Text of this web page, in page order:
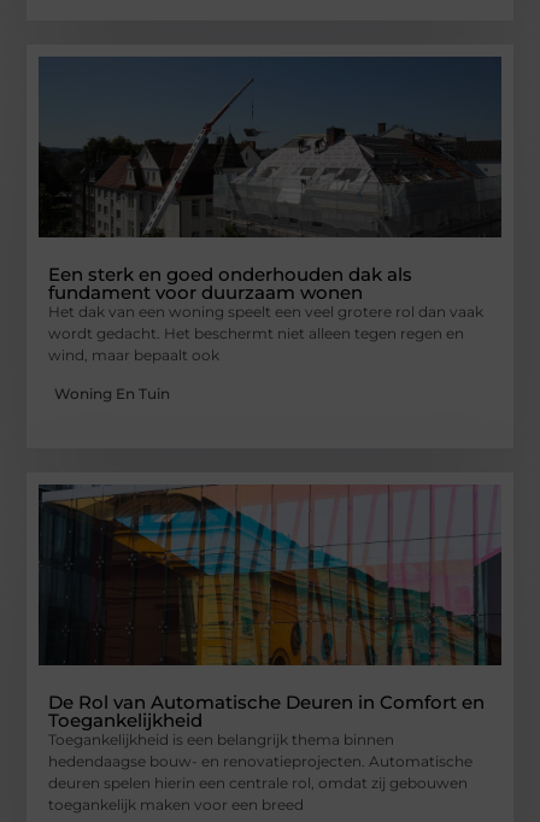
Een sterk en goed onderhouden dak als
fundament voor duurzaam wonen
Het dak van een woning speelt een veel grotere rol dan vaak
wordt gedacht. Het beschermt niet alleen tegen regen en
wind, maar bepaalt ook
Woning En Tuin
De Rol van Automatische Deuren in Comfort en
Toegankelijkheid
Toegankelijkheid is een belangrijk thema binnen
hedendaagse bouw- en renovatieprojecten. Automatische
deuren spelen hierin een centrale rol, omdat zij gebouwen
toegankelijk maken voor een breed